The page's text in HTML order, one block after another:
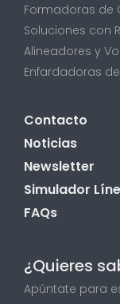
Formadoras de
Soluciones con
Alineadores y
Enfardadoras
Contacto
Noticias
Newsletter
Simulador
FAQs
¿Quieres
Apúntate para